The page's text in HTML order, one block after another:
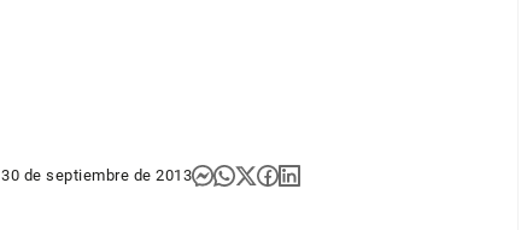
30 de septiembre de 2013